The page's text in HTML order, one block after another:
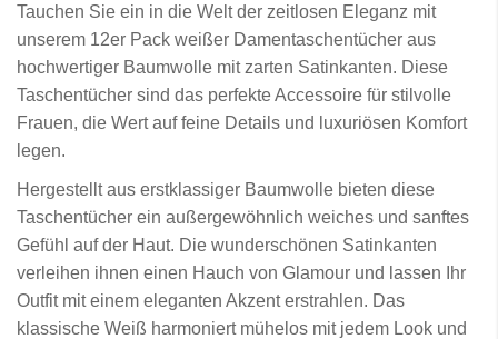
Tauchen Sie ein in die Welt der zeitlosen Eleganz mit
unserem 12er Pack weißer Damentaschentücher aus
hochwertiger Baumwolle mit zarten Satinkanten. Diese
Taschentücher sind das perfekte Accessoire für stilvolle
Frauen, die Wert auf feine Details und luxuriösen Komfort
legen.
Hergestellt aus erstklassiger Baumwolle bieten diese
Taschentücher ein außergewöhnlich weiches und sanftes
Gefühl auf der Haut. Die wunderschönen Satinkanten
verleihen ihnen einen Hauch von Glamour und lassen Ihr
Outfit mit einem eleganten Akzent erstrahlen. Das
klassische Weiß harmoniert mühelos mit jedem Look und